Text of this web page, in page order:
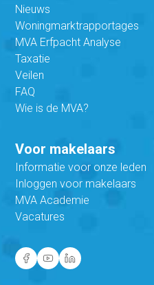
Nieuws
Woningmarktrapportages
MVA Erfpacht Analyse
Taxatie
Veilen
FAQ
Wie is de MVA?
Voor makelaars
Informatie voor onze leden
Inloggen voor makelaars
MVA Academie
Vacatures